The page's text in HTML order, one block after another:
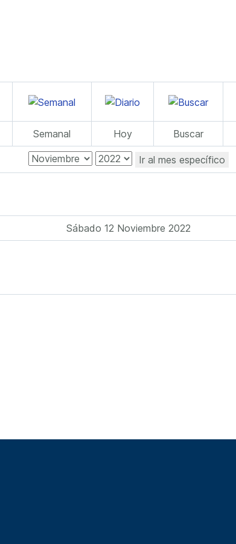
Semanal Hoy Buscar
Ir al mes específico
Sábado 12 Noviembre 2022